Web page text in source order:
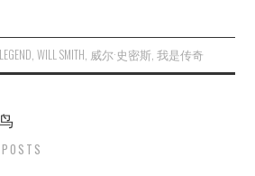
, WILL SMITH, 威尔·史密斯, 我是传奇